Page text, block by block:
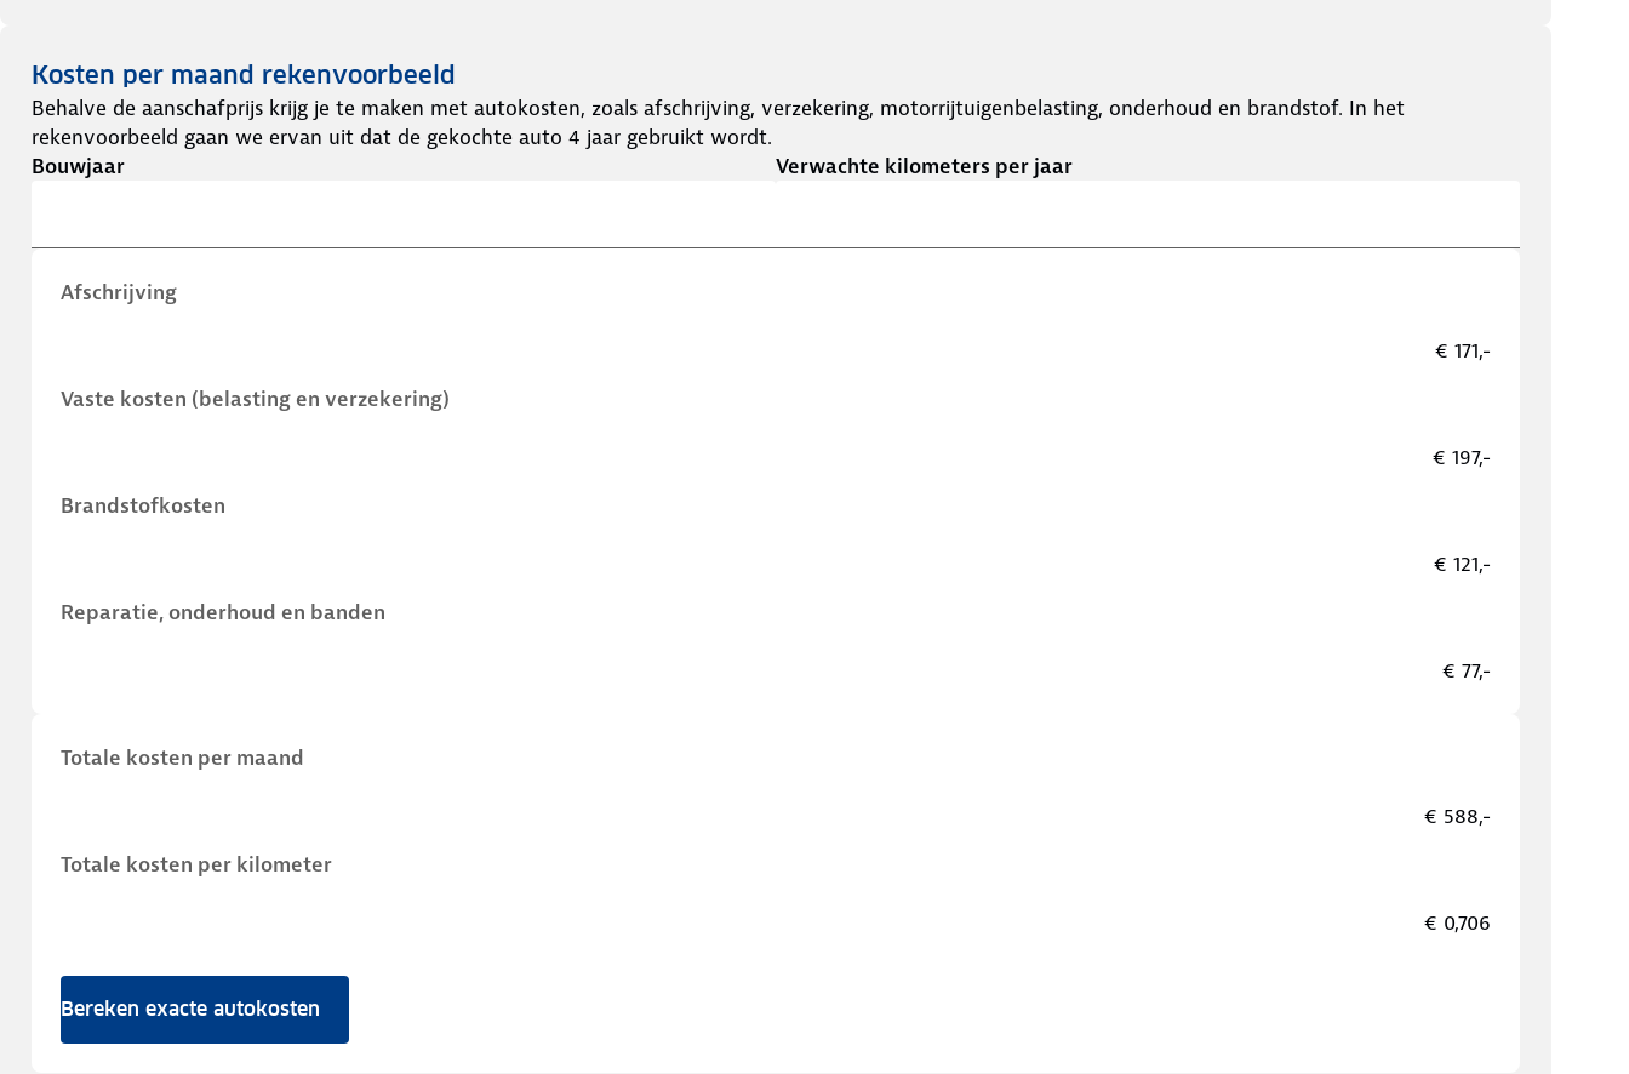
Kosten per maand rekenvoorbeeld
Behalve de aanschafprijs krijg je te maken met autokosten, zoals afschrijving, verzekering, motorrijtuigenbelasting, onderhoud en brandstof. In het
rekenvoorbeeld gaan we ervan uit dat de gekochte auto 4 jaar gebruikt wordt.
Bouwjaar
Verwachte kilometers per jaar
Afschrijving
€ 171,-
Vaste kosten (belasting en verzekering)
€ 197,-
Brandstofkosten
€ 121,-
Reparatie, onderhoud en banden
€ 77,-
Totale kosten per maand
€ 588,-
Totale kosten per kilometer
€ 0,706
Bereken exacte autokosten